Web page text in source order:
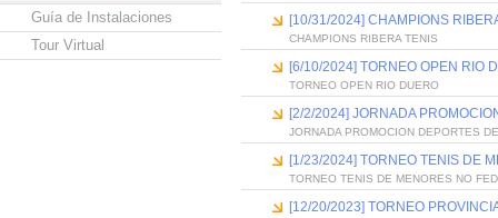
Guía de Instalaciones
Tour Virtual
[10/31/2024] CHAMPIONS
CHAMPIONS RIBERA TENIS
[6/10/2024] TORNEO OPEN RIO
TORNEO OPEN RIO DUERO
[2/2/2024] JORNADA
JORNADA PROMOCION DEPORTES
[1/23/2024] TORNEO TENIS DE
TORNEO TENIS DE MENORES NO
[12/20/2023] TORNEO